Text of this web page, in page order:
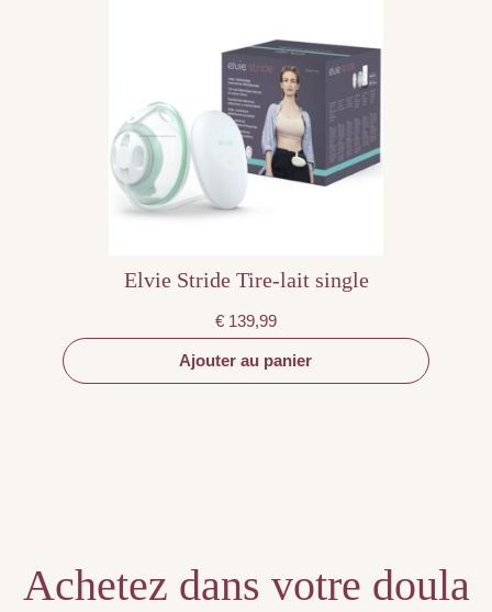
Elvie Stride Tire-lait single
€ 139,99
Ajouter au panier
Achetez dans votre doula